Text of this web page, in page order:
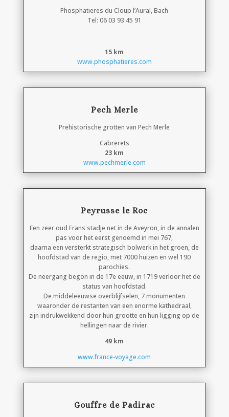
Phosphatieres du Cloup l’Aural, Bach
Tel: 06 03 93 45 91
15 km
www.phosphatieres.com
Pech Merle
Prehistorische grotten van Pech Merle
Cabrerets
23 km
www.pechmerle.com
Peyrusse le Roc
Een zeer oud Frans stadje net in de Aveyron, in de annalen
pas voor het eerst genoemd in mei 767,
daarna een versterkt strategisch bolwerk in het groen, de
hoofdstad van de regio, met 7000 huizen en wel 190
parochies.
De neergang begon in de 17e eeuw, in 1719 verloor het de
status van hoofdstad.
De middeleeuwse overblijfselen, 7 monumenten
waaronder de restanten van een enorme kathedraal,
zijn indrukwekkend door hun grootte en hun ligging op de
hellingen naar de rivier.
49 km
www.france-voyage.com
Gouffre de Padirac